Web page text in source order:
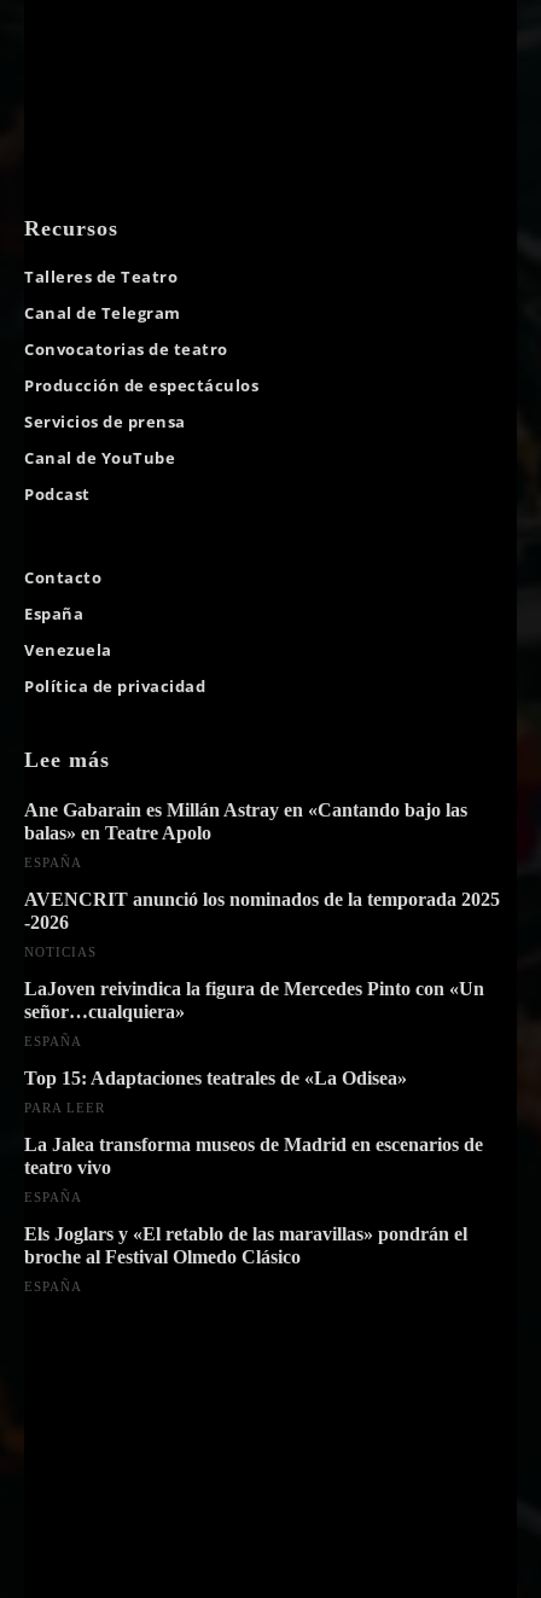
Recursos
Talleres de Teatro
Canal de Telegram
Convocatorias de teatro
Producción de espectáculos
Servicios de prensa
Canal de YouTube
Podcast
Contacto
España
Venezuela
Política de privacidad
Lee más
Ane Gabarain es Millán Astray en «Cantando bajo las
balas» en Teatre Apolo
ESPAÑA
AVENCRIT anunció los nominados de la temporada 2025
-2026
NOTICIAS
LaJoven reivindica la figura de Mercedes Pinto con «Un
señor…cualquiera»
ESPAÑA
Top 15: Adaptaciones teatrales de «La Odisea»
PARA LEER
La Jalea transforma museos de Madrid en escenarios de
teatro vivo
ESPAÑA
Els Joglars y «El retablo de las maravillas» pondrán el
broche al Festival Olmedo Clásico
ESPAÑA